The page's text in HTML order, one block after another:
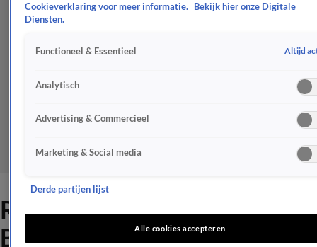
Roland wint De
Bondgenoten-finale en gaat
Cookieverklaring voor meer informatie.
Bekijk hier onze Digitale
Diensten.
Functioneel & Essentieel Altijd
Analytisch
Advertising & Commercieel
Marketing & Social media
Derde partijen lijst
Alle cookies accepteren